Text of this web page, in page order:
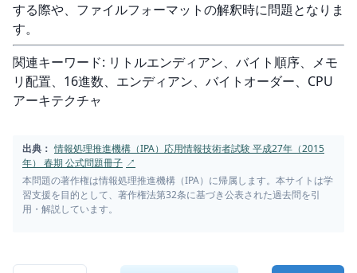
する際や、ファイルフォーマットの解釈時に問題となりま
す。
関連キーワード: リトルエンディアン、バイト順序、メモ
リ配置、16進数、エンディアン、バイトオーダー、CPU
アーキテクチャ
出典： 情報処理推進機構（IPA）応用情報技術者試験 平成27年（2015
年） 春期 公式問題冊子 ↗
本問題の著作権は情報処理推進機構（IPA）に帰属します。本サイトは学
習支援を目的として、著作権法第32条に基づき公表された過去問を引
用・解説しています。